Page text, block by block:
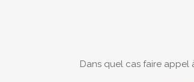
Dans quel cas faire appel